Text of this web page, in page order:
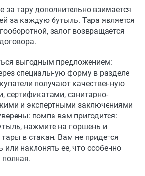
за тару дополнительно взимается
за каждую бутыль. Тара является
залог возвращается
выгодным предложением:
специальную форму в разделе
получают качественную
сертификатами, санитарно-
и экспертными заключениями
помпа вам пригодится:
нажмите на поршень и
тары в стакан. Вам не придется
или наклонять ее, что особенно
полная.